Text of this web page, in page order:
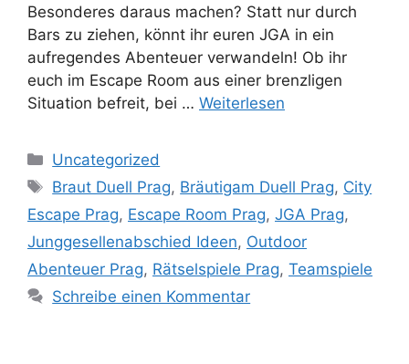
Besonderes daraus machen? Statt nur durch
Bars zu ziehen, könnt ihr euren JGA in ein
aufregendes Abenteuer verwandeln! Ob ihr
euch im Escape Room aus einer brenzligen
Situation befreit, bei … Weiterlesen
Kategorien
Uncategorized
Schlagwörter
Braut Duell Prag, Bräutigam Duell Prag, City
Escape Prag, Escape Room Prag, JGA Prag,
Junggesellenabschied Ideen, Outdoor
Abenteuer Prag, Rätselspiele Prag, Teamspiele
Schreibe einen Kommentar